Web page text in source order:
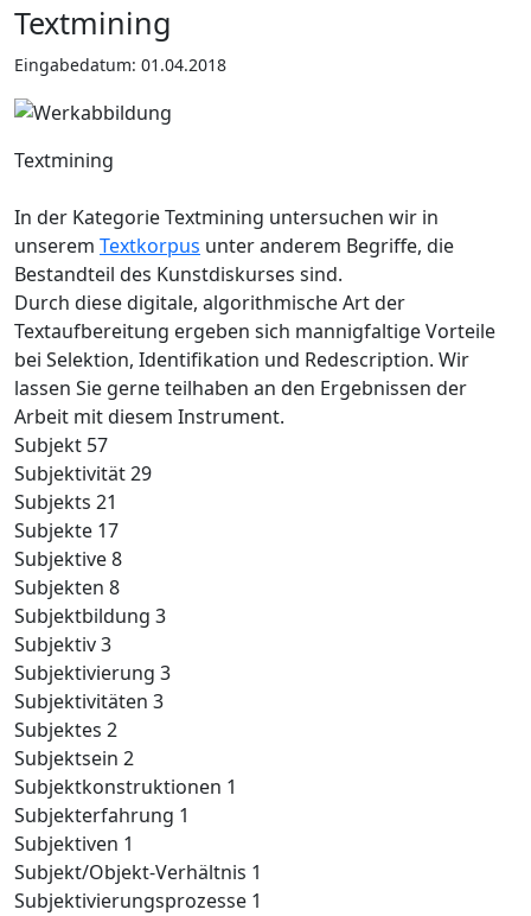
Textmining
Eingabedatum: 01.04.2018
Textmining
In der Kategorie Textmining untersuchen wir in
unserem Textkorpus unter anderem Begriffe, die
Bestandteil des Kunstdiskurses sind.
Durch diese digitale, algorithmische Art der
Textaufbereitung ergeben sich mannigfaltige Vorteile
bei Selektion, Identifikation und Redescription. Wir
lassen Sie gerne teilhaben an den Ergebnissen der
Arbeit mit diesem Instrument.
Subjekt 57
Subjektivität 29
Subjekts 21
Subjekte 17
Subjektive 8
Subjekten 8
Subjektbildung 3
Subjektiv 3
Subjektivierung 3
Subjektivitäten 3
Subjektes 2
Subjektsein 2
Subjektkonstruktionen 1
Subjekterfahrung 1
Subjektiven 1
Subjekt/Objekt-Verhältnis 1
Subjektivierungsprozesse 1